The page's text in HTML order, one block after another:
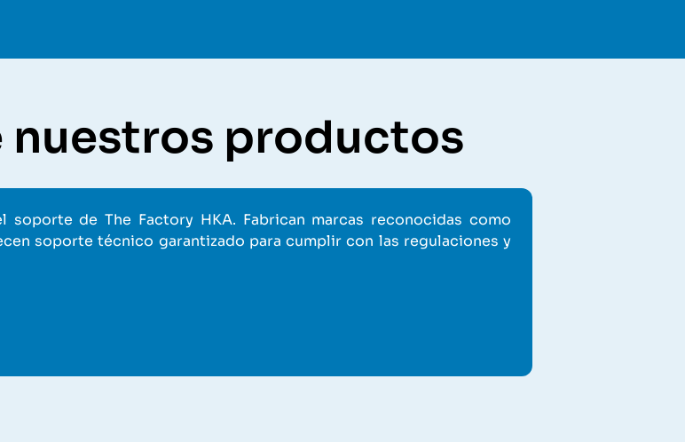
nuestros productos
soporte de The Factory HKA. Fabrican marcas reconocidas como
soporte técnico garantizado para cumplir con las regulaciones y